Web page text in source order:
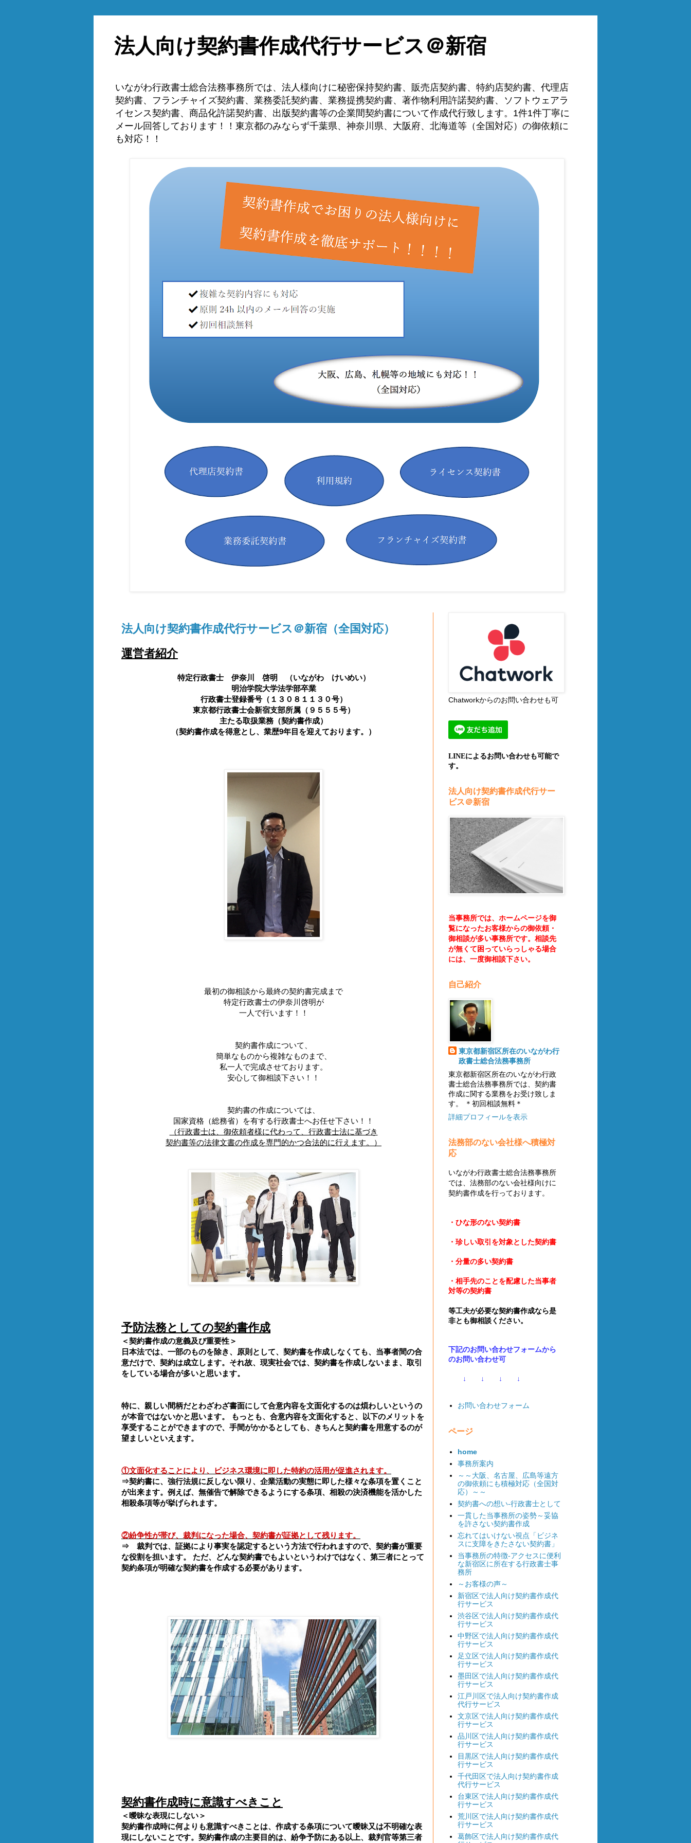
法人向け契約書作成代行サービス＠新宿
いながわ行政書士総合法務事務所では、法人様向けに秘密保持契約書、販売店契約書、特約店契約書、代理店
契約書、フランチャイズ契約書、業務委託契約書、業務提携契約書、著作物利用許諾契約書、ソフトウェアラ
イセンス契約書、商品化許諾契約書、出版契約書等の企業間契約書について作成代行致します。1件1件丁寧に
メール回答しております！！東京都のみならず千葉県、神奈川県、大阪府、北海道等（全国対応）の御依頼に
も対応！！
法人向け契約書作成代行サービス＠新宿（全国対応）
運営者紹介
特定行政書士 伊奈川 啓明 （いながわ けいめい）
明治学院大学法学部卒業
行政書士登録番号（１３０８１１３０号）
東京都行政書士会新宿支部所属（９５５５号）
主たる取扱業務（契約書作成）
（契約書作成を得意とし、業歴9年目を迎えております。）
最初の御相談から最終の契約書完成まで
特定行政書士の伊奈川啓明が
一人で行います！！
契約書作成について、
簡単なものから複雑なものまで、
私一人で完成させております。
安心して御相談下さい！！
契約書の作成については、
国家資格（総務省）を有する行政書士へお任せ下さい！！
（行政書士は、御依頼者様に代わって、行政書士法に基づき
契約書等の法律文書の作成を専門的かつ合法的に行えます。）
予防法務としての契約書作成
＜契約書作成の意義及び重要性＞
日本法では、一部のものを除き、原則として、契約書を作成しなくても、当事者間の合
意だけで、契約は成立します。それ故、現実社会では、契約書を作成しないまま、取引
をしている場合が多いと思います。
特に、親しい間柄だとわざわざ書面にして合意内容を文面化するのは煩わしいというの
が本音ではないかと思います。 もっとも、合意内容を文面化すると、以下のメリットを
享受することができますので、手間がかかるとしても、きちんと契約書を用意するのが
望ましいといえます。
①文面化することにより、ビジネス環境に即した特約の活用が促進されます。
⇒契約書に、強行法規に反しない限り、企業活動の実態に即した様々な条項を置くこと
が出来ます。例えば、無催告で解除できるようにする条項、相殺の決済機能を活かした
相殺条項等が挙げられます。
②紛争性が帯び、裁判になった場合、契約書が証拠として残ります。
⇒ 裁判では、証拠により事実を認定するという方法で行われますので、契約書が重要
な役割を担います。 ただ、どんな契約書でもよいというわけではなく、第三者にとって
契約条項が明確な契約書を作成する必要があります。
契約書作成時に意識すべきこと
＜曖昧な表現にしない＞
契約書作成時に何よりも意識すべきことは、作成する条項について曖昧又は不明確な表
現にしないことです。契約書作成の主要目的は、紛争予防にある以上、裁判官等第三者
Chatworkからのお問い合わせも可
LINEによるお問い合わせも可能で
す。
法人向け契約書作成代行サー
ビス＠新宿
当事務所では、ホームページを御
覧になったお客様からの御依頼・
御相談が多い事務所です。 相談先
が無くて困っていらっしゃる場合
には、一度御相談下さい。
自己紹介
東京都新宿区所在のいながわ行
政書士総合法務事務所
東京都新宿区所在のいながわ行政
書士総合法務事務所では、契約書
作成に関する業務をお受け致しま
す。 ＊初回相談無料＊
詳細プロフィールを表示
法務部のない会社様へ積極対
応
いながわ行政書士総合法務事務所
では、法務部のない会社様向けに
契約書作成を行っております。
・ひな形のない契約書
・珍しい取引を対象とした契約書
・分量の多い契約書
・相手先のことを配慮した当事者
対等の契約書
等工夫が必要な契約書作成なら是
非とも御相談ください。
下記のお問い合わせフォームから
のお問い合わせ可
↓ ↓ ↓ ↓
お問い合わせフォーム
ページ
home
事務所案内
～～大阪、名古屋、広島等遠方
の御依頼にも積極対応（全国対
応）～～
契約書への想い-行政書士として
一貫した当事務所の姿勢～妥協
を許さない契約書作成
忘れてはいけない視点「ビジネ
スに支障をきたさない契約書」
当事務所の特徴-アクセスに便利
な新宿区に所在する行政書士事
務所
～お客様の声～
新宿区で法人向け契約書作成代
行サービス
渋谷区で法人向け契約書作成代
行サービス
中野区で法人向け契約書作成代
行サービス
足立区で法人向け契約書作成代
行サービス
墨田区で法人向け契約書作成代
行サービス
江戸川区で法人向け契約書作成
代行サービス
文京区で法人向け契約書作成代
行サービス
品川区で法人向け契約書作成代
行サービス
目黒区で法人向け契約書作成代
行サービス
千代田区で法人向け契約書作成
代行サービス
台東区で法人向け契約書作成代
行サービス
荒川区で法人向け契約書作成代
行サービス
葛飾区で法人向け契約書作成代